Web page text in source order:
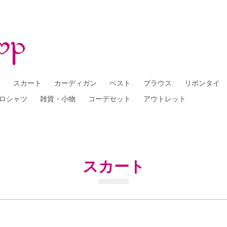
スカート カーディガン ベスト ブラウス
リボンタイ
シャツ
雑貨・小物 コーデセット アウトレット
スカート